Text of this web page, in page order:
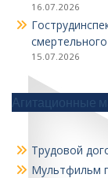
16.07.2026
15.07.2026
Агитационные
Трудовой
Мультфильм